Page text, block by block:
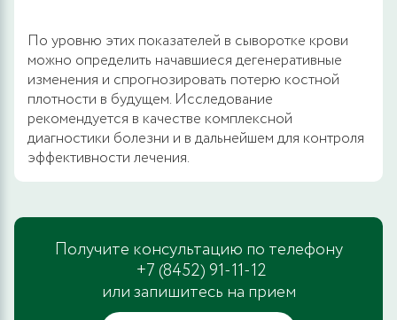
По уровню этих показателей в сыворотке крови
можно определить начавшиеся дегенеративные
изменения и спрогнозировать потерю костной
плотности в будущем. Исследование
рекомендуется в качестве комплексной
диагностики болезни и в дальнейшем для контроля
эффективности лечения.
Получите консультацию по телефону
+7 (8452) 91-11-12
или запишитесь на прием